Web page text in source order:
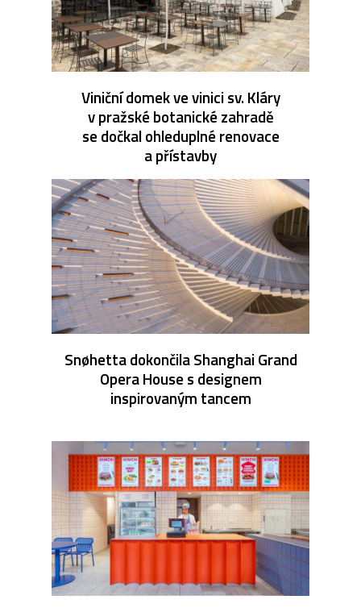
Viniční domek ve vinici sv. Kláry
v pražské botanické zahradě
se dočkal ohleduplné renovace
a přístavby
Snøhetta dokončila Shanghai Grand
Opera House s designem
inspirovaným tancem